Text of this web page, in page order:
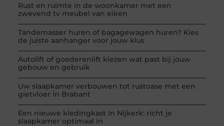
Rust en ruimte in de woonkamer met een
zwevend tv meubel van eiken
Tandemasser huren of bagagewagen huren? Kies
de juiste aanhanger voor jouw klus
Autolift of goederenlift kiezen wat past bij jouw
gebouw en gebruik
Uw slaapkamer verbouwen tot rustoase met een
gietvloer in Brabant
Een nieuwe kledingkast in Nijkerk: richt je
slaapkamer optimaal in